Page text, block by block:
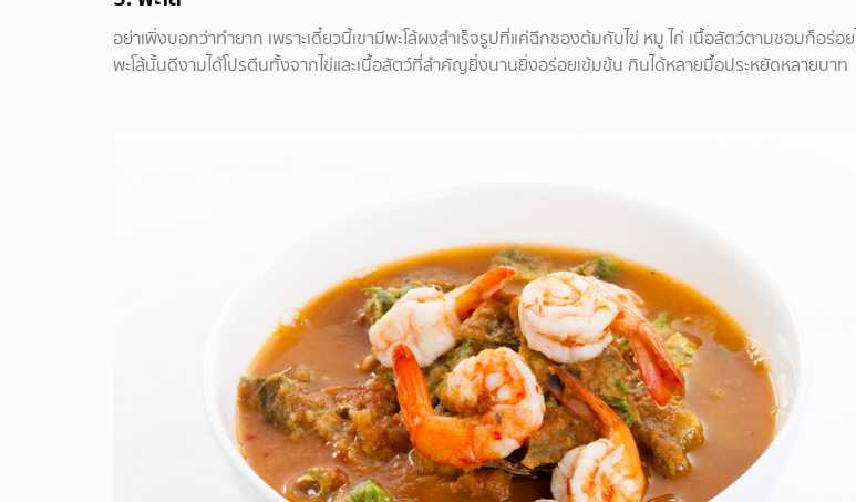
อย่าเพิ่งบอกว่าทำยาก เพราะเดี๋ยวนี้เขามีพะโล้ผงสำเร็จรูปที่แค่ฉีกซองต้มกับไข่ หมู ไก่ เนื้อสัตว์ตามชอบก็อร่อย
พะโล้นั้นดีงามได้โปรตีนทั้งจากไข่และเนื้อสัตว์ที่สำคัญยิ่งนานยิ่งอร่อยเข้มข้น กินได้หลายมื้อประหยัดหลายบาท